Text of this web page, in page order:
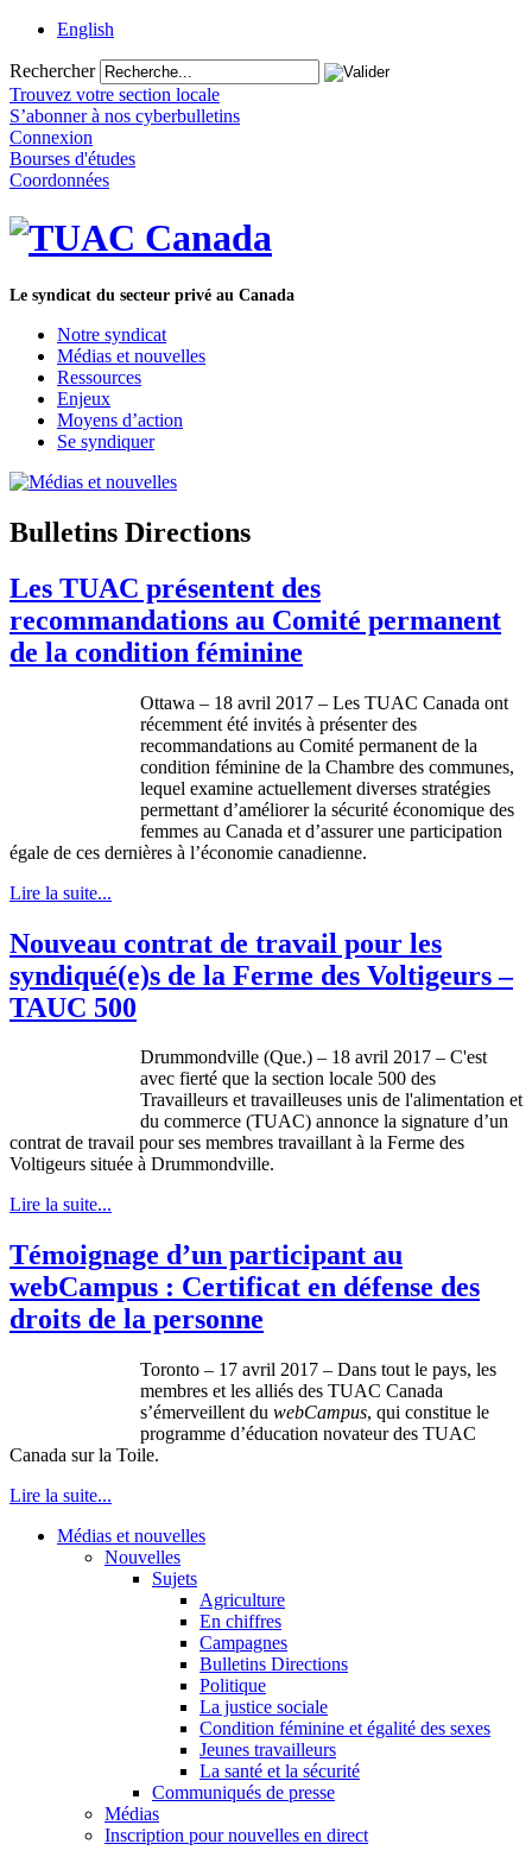
English
Rechercher
Trouvez votre section locale
S’abonner à nos cyberbulletins
Connexion
Bourses d'études
Coordonnées
Le syndicat du secteur privé au Canada
Notre syndicat
Médias et nouvelles
Ressources
Enjeux
Moyens d’action
Se syndiquer
Bulletins Directions
Les TUAC présentent des
recommandations au Comité permanent
de la condition féminine
Ottawa – 18 avril 2017 – Les TUAC Canada ont
récemment été invités à présenter des
recommandations au Comité permanent de la
condition féminine de la Chambre des communes,
lequel examine actuellement diverses stratégies
permettant d’améliorer la sécurité économique des
femmes au Canada et d’assurer une participation
égale de ces dernières à l’économie canadienne.
Lire la suite...
Nouveau contrat de travail pour les
syndiqué(e)s de la Ferme des Voltigeurs –
TAUC 500
Drummondville (Que.) – 18 avril 2017 – C'est
avec fierté que la section locale 500 des
Travailleurs et travailleuses unis de l'alimentation et
du commerce (TUAC) annonce la signature d’un
contrat de travail pour ses membres travaillant à la Ferme des
Voltigeurs située à Drummondville.
Lire la suite...
Témoignage d’un participant au
webCampus : Certificat en défense des
droits de la personne
Toronto – 17 avril 2017 – Dans tout le pays, les
membres et les alliés des TUAC Canada
s’émerveillent du webCampus, qui constitue le
programme d’éducation novateur des TUAC
Canada sur la Toile.
Lire la suite...
Médias et nouvelles
Nouvelles
Sujets
Agriculture
En chiffres
Campagnes
Bulletins Directions
Politique
La justice sociale
Condition féminine et égalité des sexes
Jeunes travailleurs
La santé et la sécurité
Communiqués de presse
Médias
Inscription pour nouvelles en direct